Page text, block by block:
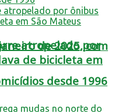
de 2025, com
desde 1996
atropelado por
de bicicleta em